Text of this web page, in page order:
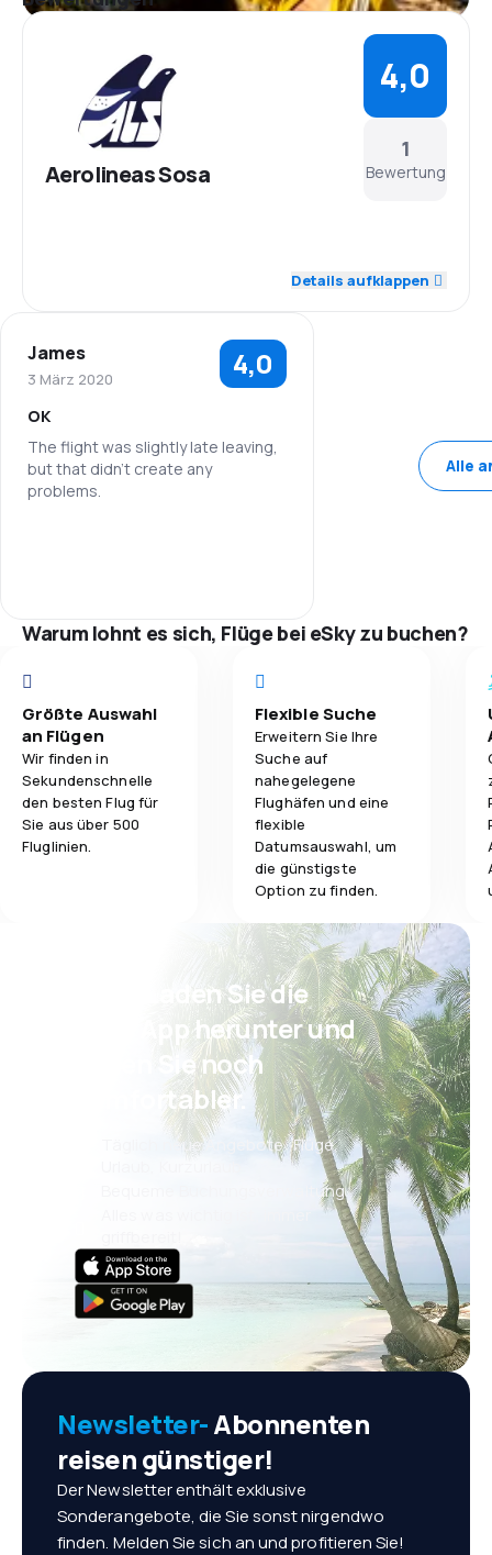
Aerolineas Sosa
1
Bewertung
4,0
Details aufklappen
James
3 März 2020 4,0
OK
The flight was slightly late leaving,
but that didn't create any
problems.
Alle
Warum lohnt es sich, Flüge bei eSky zu buchen?
Größte Auswahl
an Flügen
Wir finden in
Sekundenschnelle
den besten Flug für
Sie aus über 500
Fluglinien.
Flexible Suche
Erweitern Sie Ihre
Suche auf
nahegelegene
Flughäfen und eine
flexible
Datumsauswahl, um
die günstigste
Option zu finden.
Psst! Laden Sie die
eSky App herunter und
reisen Sie noch
komfortabler.
Täglich neue Angebote: Flüge,
Bequeme Buchungsverwaltung
Newsletter-Abonnenten
reisen günstiger!
Der Newsletter enthält exklusive
Sonderangebote, die Sie sonst nirgendwo
finden. Melden Sie sich an und profitieren Sie!